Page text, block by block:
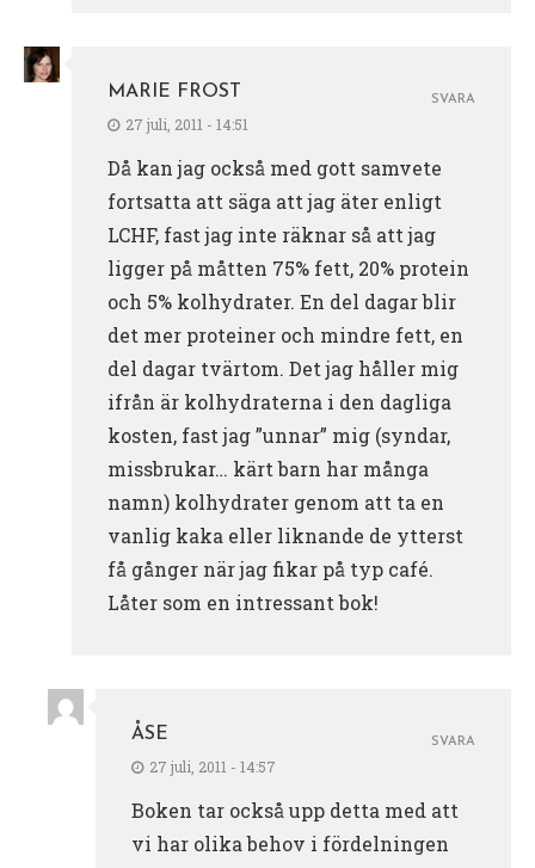
MARIE FROST
27 juli, 2011 - 14:51
Då kan jag också med gott samvete
fortsatta att säga att jag äter enligt
LCHF, fast jag inte räknar så att jag
ligger på måtten 75% fett, 20% protein
och 5% kolhydrater. En del dagar blir
det mer proteiner och mindre fett, en
del dagar tvärtom. Det jag håller mig
ifrån är kolhydraterna i den dagliga
kosten, fast jag ”unnar” mig (syndar,
missbrukar… kärt barn har många
namn) kolhydrater genom att ta en
vanlig kaka eller liknande de ytterst
få gånger när jag fikar på typ café.
Låter som en intressant bok!
SVARA
ÅSE
27 juli, 2011 - 14:57
Boken tar också upp detta med att
vi har olika behov i fördelningen
SVARA